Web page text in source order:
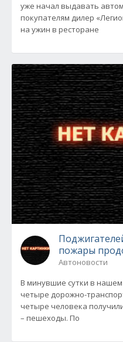
уже начал выдавать
покупателям дилер
на ужин в ресторане
пожары
Автоновости
В минувшие сутки в
четыре дорожно-
четыре человека
– пешеходы. По